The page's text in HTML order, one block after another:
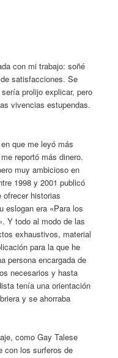
con mi trabajo: soñé
satisfacciones. Se
prolijo explicar, pero
vivencias estupendas.
que me leyó más
reportó más dinero.
muy ambicioso en
1998 y 2001 publicó
historias
eslogan era «Para los
Y todo al modo de las
exhaustivos, material
para la que he
persona encargada de
necesarios y hasta
tenía una orientación
y se ahorraba
como Gay Talese
con los surferos de